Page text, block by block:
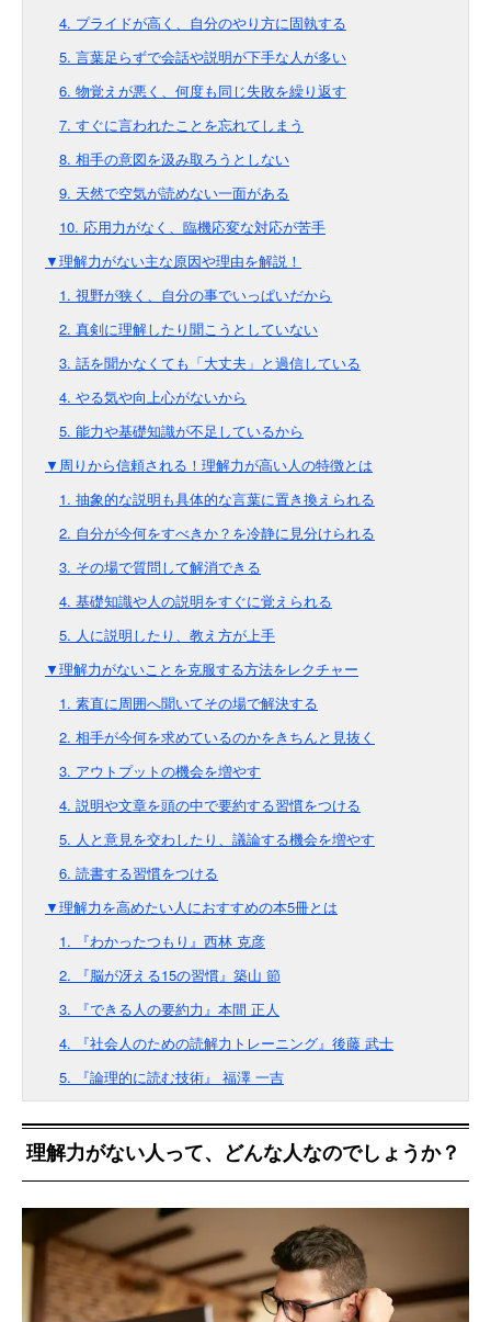
4. プライドが高く、自分のやり方に固執する
5. 言葉足らずで会話や説明が下手な人が多い
6. 物覚えが悪く、何度も同じ失敗を繰り返す
7. すぐに言われたことを忘れてしまう
8. 相手の意図を汲み取ろうとしない
9. 天然で空気が読めない一面がある
10. 応用力がなく、臨機応変な対応が苦手
▼理解力がない主な原因や理由を解説！
1. 視野が狭く、自分の事でいっぱいだから
2. 真剣に理解したり聞こうとしていない
3. 話を聞かなくても「大丈夫」と過信している
4. やる気や向上心がないから
5. 能力や基礎知識が不足しているから
▼周りから信頼される！理解力が高い人の特徴とは
1. 抽象的な説明も具体的な言葉に置き換えられる
2. 自分が今何をすべきか？を冷静に見分けられる
3. その場で質問して解消できる
4. 基礎知識や人の説明をすぐに覚えられる
5. 人に説明したり、教え方が上手
▼理解力がないことを克服する方法をレクチャー
1. 素直に周囲へ聞いてその場で解決する
2. 相手が今何を求めているのかをきちんと見抜く
3. アウトプットの機会を増やす
4. 説明や文章を頭の中で要約する習慣をつける
5. 人と意見を交わしたり、議論する機会を増やす
6. 読書する習慣をつける
▼理解力を高めたい人におすすめの本5冊とは
1. 『わかったつもり』西林 克彦
2. 『脳が冴える15の習慣』築山 節
3. 『できる人の要約力』本間 正人
4. 『社会人のための読解力トレーニング』後藤 武士
5. 『論理的に読む技術』 福澤 一吉
理解力がない人って、どんな人なのでしょうか？